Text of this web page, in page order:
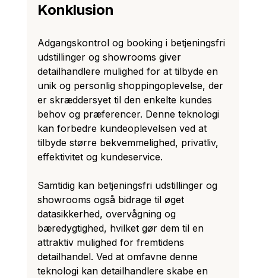
Konklusion
Adgangskontrol og booking i betjeningsfri
udstillinger og showrooms giver
detailhandlere mulighed for at tilbyde en
unik og personlig shoppingoplevelse, der
er skræddersyet til den enkelte kundes
behov og præferencer. Denne teknologi
kan forbedre kundeoplevelsen ved at
tilbyde større bekvemmelighed, privatliv,
effektivitet og kundeservice.
Samtidig kan betjeningsfri udstillinger og
showrooms også bidrage til øget
datasikkerhed, overvågning og
bæredygtighed, hvilket gør dem til en
attraktiv mulighed for fremtidens
detailhandel. Ved at omfavne denne
teknologi kan detailhandlere skabe en